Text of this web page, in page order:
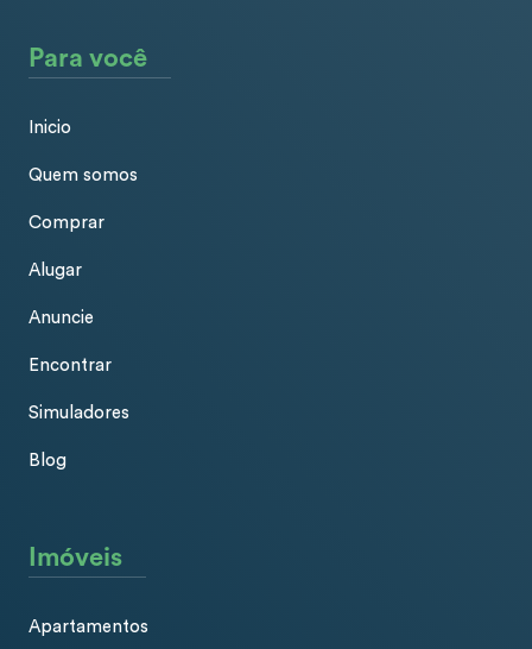
Para você
Inicio
Quem somos
Comprar
Alugar
Anuncie
Encontrar
Simuladores
Blog
Imóveis
Apartamentos